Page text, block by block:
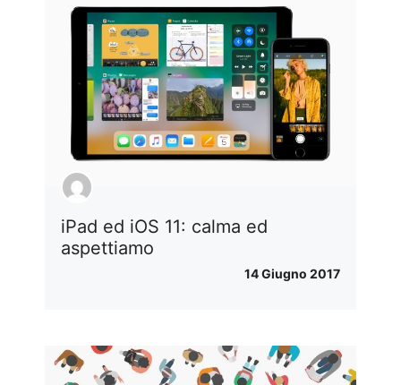
iPad ed iOS 11: calma ed
aspettiamo
14 Giugno 2017